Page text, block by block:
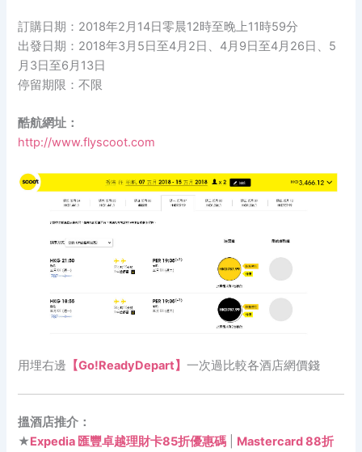
訂購日期：2018年2月14日零晨12時至晚上11時59分
出發日期：2018年3月5日至4月2日、4月9日至4月26日、5
月3日至6月13日
停留期限：不限
酷航網址：
http://www.flyscoot.com
用埋右邊 【Go!ReadyDepart】一次過比較各酒店網價錢
搵酒店推介：
★Expedia 匯豐卓越理財卡85折優惠碼
Mastercard 88折